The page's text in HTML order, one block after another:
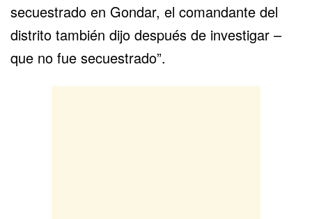
secuestrado en Gondar, el comandante del
distrito también dijo después de investigar –
que no fue secuestrado”.